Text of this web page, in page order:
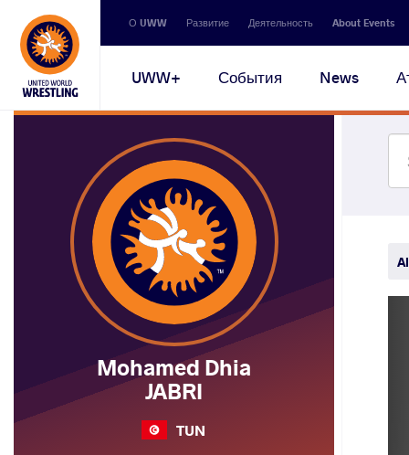
Secondary
navigation
О UWW Развитие Деятельность About Events
Main
navigation
UWW+ События News
Mohamed Dhia
JABRI
TUN